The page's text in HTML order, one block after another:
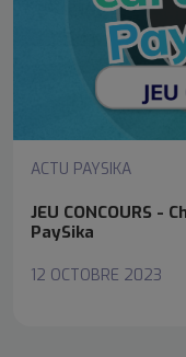
ACTU PAYSIKA
JEU CONCOURS -
PaySika
12 OCTOBRE 2023